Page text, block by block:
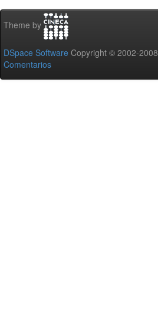
Theme by
DSpace Software Copyright © 2002-2008
Comentarios